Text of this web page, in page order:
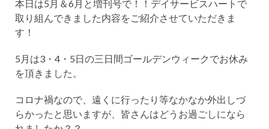
本日は5月＆6月と増刊号で！！デイサービスハートで
取り組んできました内容をご紹介させていただきま
す！
5月は3・4・5日の三日間ゴールデンウィークでお休み
を頂きました。
コロナ禍なので、遠くに行ったり等なかなか外出しづ
らかったと思いますが、皆さんはどうお過ごしになら